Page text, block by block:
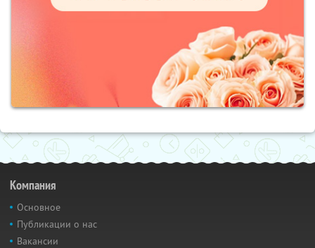
Компания
Основное
Публикации о нас
Вакансии